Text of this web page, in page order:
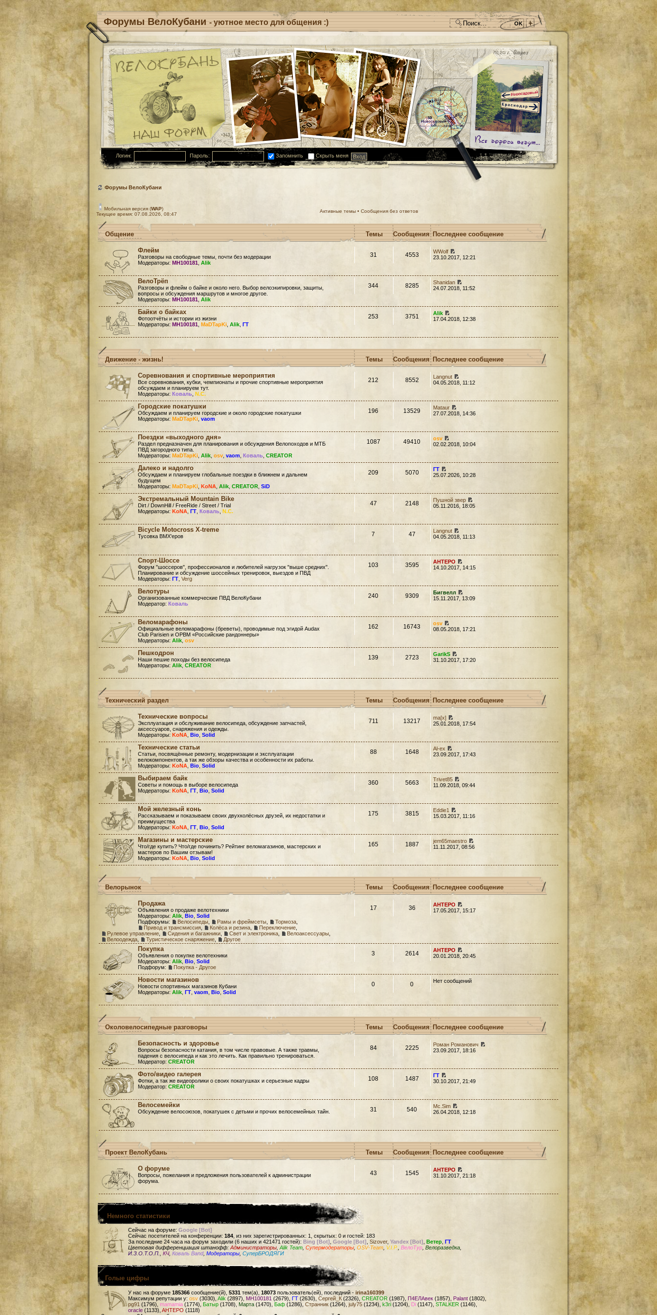
Форумы ВелоКубани - уютное место для общения :)
Логин: Пароль: Запомнить Скрыть меня
Форумы ВелоКубани
Мобильная версия (WAP)
Текущее время: 07.08.2026, 08:47
Активные темы • Сообщения без ответов
Общение Темы Сообщения Последнее сообщение
Флейм
Разговоры на свободные темы, почти без модерации
Модераторы: MH100181 Alik
31 4553
WWolf
23.10.2017, 12:21
ВелоТрёп
Разговоры и флейм о байке и около него. Выбор велоэкипировки, защиты,
вопросы и обсуждения маршрутов и многое другое.
Модераторы: MH100181 Alik
344 8285
Shanidan
24.07.2018, 11:52
Байки о байках
Фотоотчёты и истории из жизни
Модераторы: MH100181 MaDTapKi Alik ГТ
253 3751
Alik
17.04.2018, 12:38
Движение - жизнь! Темы Сообщения Последнее сообщение
Соревнования и спортивные мероприятия
Все соревнования, кубки, чемпионаты и прочие спортивные мероприятия
обсуждаем и планируем тут.
Модераторы: Коваль N.C.
212 8552
Langnut
04.05.2018, 11:12
Городские покатушки
Обсуждаем и планируем городские и около городские покатушки
Модераторы: MaDTapKi vaom
196 13529
Mataur
27.07.2018, 14:36
Поездки «выходного дня»
Раздел предназначен для планирования и обсуждения Велопоходов и МТБ
ПВД загородного типа.
Модераторы: MaDTapKi Alik osv vaom Коваль CREATOR
1087 49410
osv
02.02.2018, 10:04
Далеко и надолго
Обсуждаем и планируем глобальные поездки в ближнем и дальнем
будущем
Модераторы: MaDTapKi KoNA Alik CREATOR SiD
209 5070
ГТ
25.07.2026, 10:28
Экстремальный Mountain Bike
Dirt / DownHill / FreeRide / Street / Trial
Модераторы: KoNA ГТ Коваль N.C.
47 2148
Пушной звер
05.11.2016, 18:05
Bicycle Motocross X-treme
Тусовка BMX'еров 7 47
Langnut
04.05.2018, 11:13
Спорт-Шоссе
Форум "шоссеров", профессионалов и любителей нагрузок "выше средних".
Планирование и обсуждение шоссейных тренировок, выездов и ПВД
Модераторы: ГТ Verg
103 3595
AHTEPO
14.10.2017, 14:15
Велотуры
Организованные коммерческие ПВД ВелоКубани
Модератор: Коваль
240 9309
Бигвелл
15.11.2017, 13:09
Веломарафоны
Официальные веломарафоны (бреветы), проводимые под эгидой Audax
Club Parisien и ОРВМ «Российские рандоннеры»
Модераторы: Alik osv
162 16743
osv
08.05.2018, 17:21
Пешкодрон
Наши пешие походы без велосипеда
Модераторы: Alik CREATOR
139 2723
GarikS
31.10.2017, 17:20
Технический раздел Темы Сообщения Последнее сообщение
Технические вопросы
Эксплуатация и обслуживание велосипеда, обсуждение запчастей,
аксессуаров, снаряжения и одежды.
Модераторы: KoNA Bio Solid
711 13217
ma[x]
25.01.2018, 17:54
Технические статьи
Статьи, посвящённые ремонту, модернизации и эксплуатации
велокомпонентов, а так же обзоры качества и особенности их работы.
Модераторы: KoNA Bio Solid
88 1648
Al-ex
23.09.2017, 17:43
Выбираем байк
Советы и помощь в выборе велосипеда
Модераторы: KoNA ГТ Bio Solid
360 5663
Trivet85
11.09.2018, 09:44
Мой железный конь
Рассказываем и показываем своих двухколёсных друзей, их недостатки и
преимущества
Модераторы: KoNA ГТ Bio Solid
175 3815
Eddie1
15.03.2017, 11:16
Магазины и мастерские
Что/где купить? Что/где починить? Рейтинг веломагазинов, мастерских и
мастеров по Вашим отзывам!
Модераторы: KoNA Bio Solid
165 1887
jem65maestro
11.11.2017, 08:56
Велорынок Темы Сообщения Последнее сообщение
Продажа
Объявления о продаже велотехники
Модераторы: Alik Bio Solid
Подфорумы:
Велосипеды Рамы и фреймсеты Тормоза
Привод и трансмиссия
Колёса и резина Переключение
Рулевое управление
Сидения и багажники Свет и электроника Велоаксессуары
Велоодежда
Туристическое снаряжение Другое
17 36
AHTEPO
17.05.2017, 15:17
Покупка
Объявления о покупке велотехники
Модераторы: Alik Bio Solid
Подфорум:
Покупка - Другое
3 2614
AHTEPO
20.01.2018, 20:45
Новости магазинов
Новости спортивных магазинов Кубани
Модераторы: Alik ГТ vaom Bio Solid
0 0 Нет сообщений
Околовелосипедные разговоры Темы Сообщения Последнее сообщение
Безопасность и здоровье
Вопросы безопасности катания, в том числе правовые. А также травмы,
падения с велосипеда и как это лечить. Как правильно тренироваться.
Модератор: CREATOR
84 2225
Роман Романович
23.09.2017, 18:16
Фото/видео галерея
Фотки, а так же видеоролики о своих покатушках и серьезные кадры
Модератор: CREATOR
108 1487
ГТ
30.10.2017, 21:49
Велосемейки
Обсуждение велосоюзов, покатушек с детьми и прочих велосемейных тайн. 31 540
Mc.Sim
26.04.2018, 12:18
Проект ВелоКубань Темы Сообщения Последнее сообщение
О форуме
Вопросы, пожелания и предложения пользователей к администрации
форума.
43 1545
AHTEPO
31.10.2017, 21:18
Немного статистики
Сейчас на форуме: Google [Bot]
Сейчас посетителей на конференции: 184 , из них зарегистрированных: 1, скрытых: 0 и гостей: 183
За последние 24 часа на форум заходили (6 наших и 421471 гостей): Bing [Bot] Google [Bot] Sizover, Yandex [Bot] Ветер ГТ
Цветовая дифференциация штанофф: Администраторы Alik Team Супермодераторы OSV-Team V.I.P. ВелоТур Велоразведка
И.З.О.Т.О.П.
КЧ, Коваль Band, Модераторы СуперБРОДЯГИ
Голые цифры
У нас на форуме 185366 сообщение(й), 5331 тем(а), 18073 пользователь(ей), последний - irina160399
Максимум репутации у: osv (3030), Alik (2897), MH100181 (2679), ГТ (2630), Сергей_К (2326), CREATOR (1987), П4ЕЛАвек (1857), Palant (1802),
pg91 (1796), mamamia (1774), Батыр (1708), Марта (1470), Баф (1286), Странник (1264), july75 (1234), k3ri (1204), Di (1147), STALKER (1146),
oracle (1133), AHTEPO (1118)